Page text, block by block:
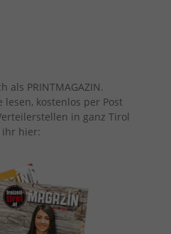
als PRINTMAGAZIN.
kostenlos per Post
in ganz Tirol
ihr hier: